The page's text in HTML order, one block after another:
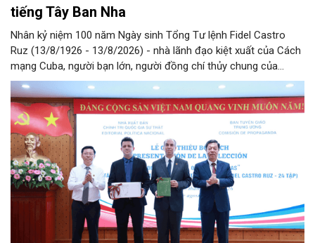
tiếng Tây Ban Nha
Nhân kỷ niệm 100 năm Ngày sinh Tổng Tư lệnh Fidel Castro
Ruz (13/8/1926 - 13/8/2026) - nhà lãnh đạo kiệt xuất của Cách
mạng Cuba, người bạn lớn, người đồng chí thủy chung của
Đảng, Nhà nước và nhân dân Việt Nam, chiều 5/8, tại Hà Nội,
Nhà xuất bản Chính trị quốc gia Sự thật phối hợp với Ban Tuyên
giáo Trung ương tổ chức Lễ giới thiệu bộ sách “Tuyển tập các
tác phẩm chọn lọc của Tổng Tư lệnh Fidel Castro Ruz” gồm 24
tập bằng tiếng Tây Ban Nha.